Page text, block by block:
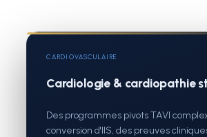
CARDIOVASCULAIRE
Cardiologie & cardiopathie
Des programmes pivots TAVI
conversion d'IIS, des preuves